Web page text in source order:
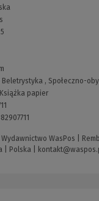
Beletrystyka , Społeczno-
Książka papier
WasPos |
| Polska |